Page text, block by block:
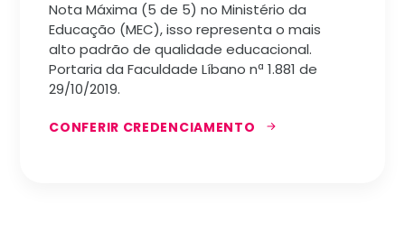
Nota Máxima (5 de 5) no Ministério da
Educação (MEC), isso representa o mais
alto padrão de qualidade educacional.
Portaria da Faculdade Líbano nª 1.881 de
29/10/2019.
CONFERIR CREDENCIAMENTO